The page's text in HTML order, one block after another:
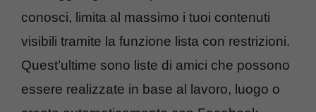
conosci, limita al massimo i tuoi contenuti
visibili tramite la funzione lista con restrizioni.
Quest’ultime sono liste di amici che possono
essere realizzate in base al lavoro, luogo o